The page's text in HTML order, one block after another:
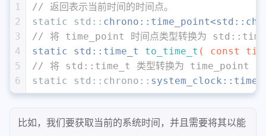
1
2
3
4
5
6
// 返回表示当前时间的时间点。
static std::
// 将 time_point 时间点类型转换为
static std:: time_t to_time_t ( const
// 将 std::time_t 类型转换为 time_point 时
static std::chrono::
比如，我们要获取当前的系统时间，并且需要将其以能